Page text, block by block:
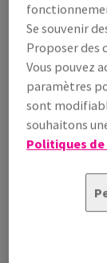
Rives Shetland
Rives Shetland
grain feutre
Se souvenir
Proposer des
Vous pouvez
paramètres
sont
souhaitons
Politiques de